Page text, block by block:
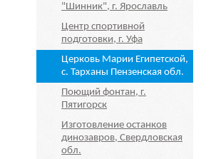
"Шинник", г. Ярославль
Центр спортивной
подготовки, г. Уфа
Церковь Марии Египетской,
с. Тарханы Пензенская обл.
Поющий фонтан, г.
Пятигорск
Изготовление останков
динозавров, Свердловская
обл.